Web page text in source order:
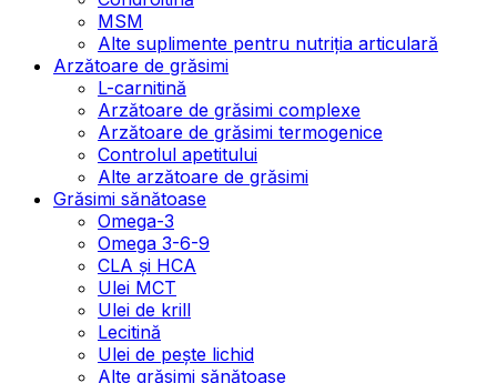
MSM
Alte suplimente pentru nutriția articulară
Arzătoare de grăsimi
L-carnitină
Arzătoare de grăsimi complexe
Arzătoare de grăsimi termogenice
Controlul apetitului
Alte arzătoare de grăsimi
Grăsimi sănătoase
Omega-3
Omega 3-6-9
CLA şi HCA
Ulei MCT
Ulei de krill
Lecitină
Ulei de pește lichid
Alte grăsimi sănătoase